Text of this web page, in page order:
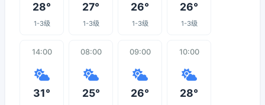
28°
1-3级
27°
1-3级
26°
1-3级
26°
1-3级
14:00
31°
08:00
25°
09:00
26°
10:00
28°